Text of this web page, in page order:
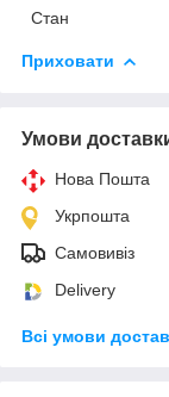
Стан
Приховати
Умови
Нова Пошта
Укрпошта
Самовивіз
Delivery
Всі умови